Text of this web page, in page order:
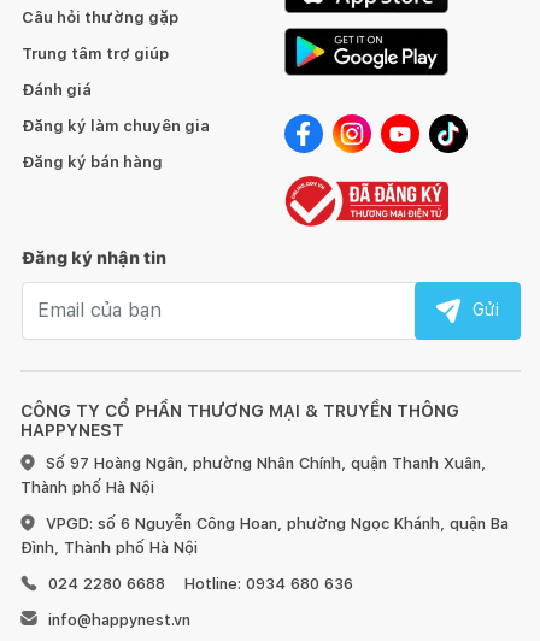
CÔNG TY CỔ PHẦN THƯƠNG MẠI & TRUYỀN THÔNG
HAPPYNEST
Số 97 Hoàng Ngân, phường Nhân Chính, quận Thanh Xuân,
Thành phố Hà Nội
VPGD: số 6 Nguyễn Công Hoan, phường Ngọc Khánh, quận Ba
Đình, Thành phố Hà Nội
024 2280 6688
Hotline: 0934 680 636
info@happynest.vn
Câu hỏi thường gặp
Trung tâm trợ giúp
Đánh giá
Đăng ký làm chuyên gia
Đăng ký bán hàng
Đăng ký nhận tin
Gửi